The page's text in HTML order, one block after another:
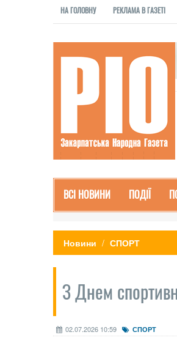
НА ГОЛОВНУ РЕКЛАМА В ГАЗЕТІ
ВСІ НОВИНИ ПОДІЇ
Новини СПОРТ
З Днем
02.07.2026 10:59 СПОРТ